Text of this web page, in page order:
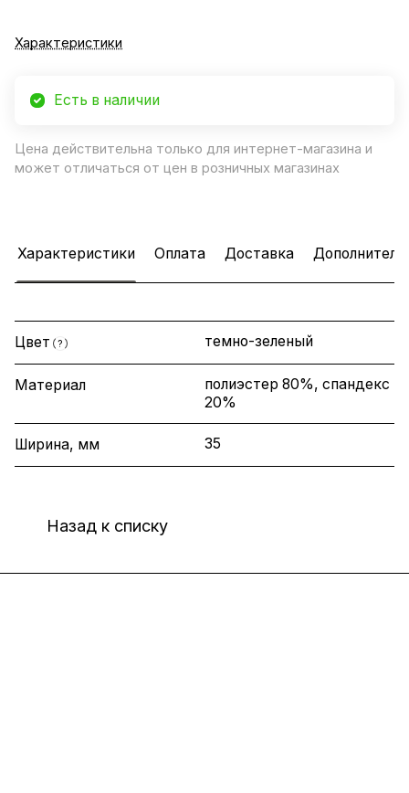
Характеристики
Есть в наличии
Цена действительна только для интернет-магазина и
может отличаться от цен в розничных магазинах
Характеристики Оплата Доставка
Цвет ? темно-зеленый
Материал
полиэстер 80%, спандекс
20%
Ширина, мм 35
Назад к списку